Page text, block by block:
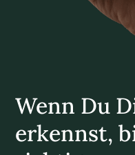
Wenn Du
erkennst,